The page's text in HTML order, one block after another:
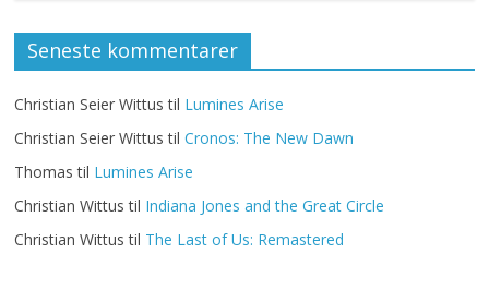
Seneste kommentarer
Christian Seier Wittus til Lumines Arise
Christian Seier Wittus tilCronos: The New Dawn
Thomas til Lumines Arise
Christian Wittus til Indiana Jones and the Great Circle
Christian Wittus til The Last of Us: Remastered